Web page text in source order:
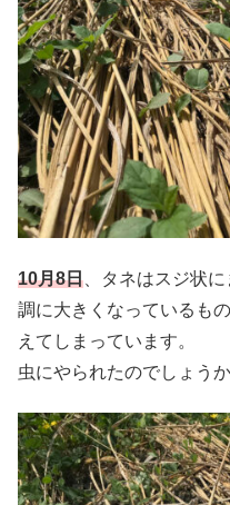
10月8日 、タネはスジ状
調に大きくなっているも
えてしまっています。
虫にやられたのでしょう